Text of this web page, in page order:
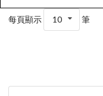
每頁顯示 10 筆